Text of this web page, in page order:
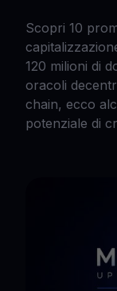
Scopri 10
120 milioni di
oracoli
chain, ecco
potenziale di